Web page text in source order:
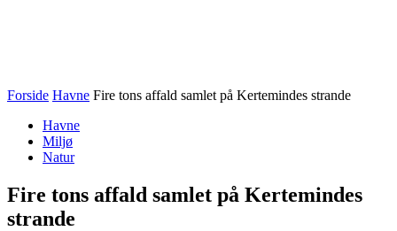
Forside Havne Fire tons affald samlet på Kertemindes strande
Havne
Miljø
Natur
Fire tons affald samlet på Kertemindes
strande